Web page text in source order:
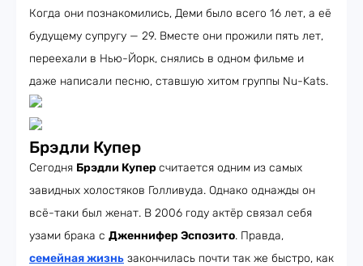
Когда они познакомились, Деми было всего 16 лет, а её
будущему супругу — 29. Вместе они прожили пять лет,
переехали в Нью-Йорк, снялись в одном фильме и
даже написали песню, ставшую хитом группы Nu-Kats.
Брэдли Купер
Сегодня Брэдли Куперсчитается одним из самых
завидных холостяков Голливуда. Однако однажды он
всё-таки был женат. В 2006 году актёр связал себя
узами брака с Дженнифер Эспозито. Правда,
семейная жизнь закончилась почти так же быстро, как